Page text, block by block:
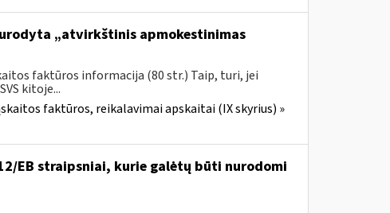
„atvirkštinis apmokestinimas
faktūros informacija (80 str.) Taip, turi, jei
kitoje...
faktūros, reikalavimai apskaitai (IX skyrius) »
EB straipsniai, kurie galėtų būti nurodomi